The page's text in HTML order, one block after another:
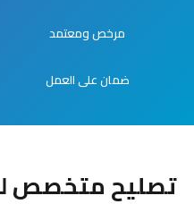
مرخص ومعتمد
ضمان على العمل
تصليح متخصص